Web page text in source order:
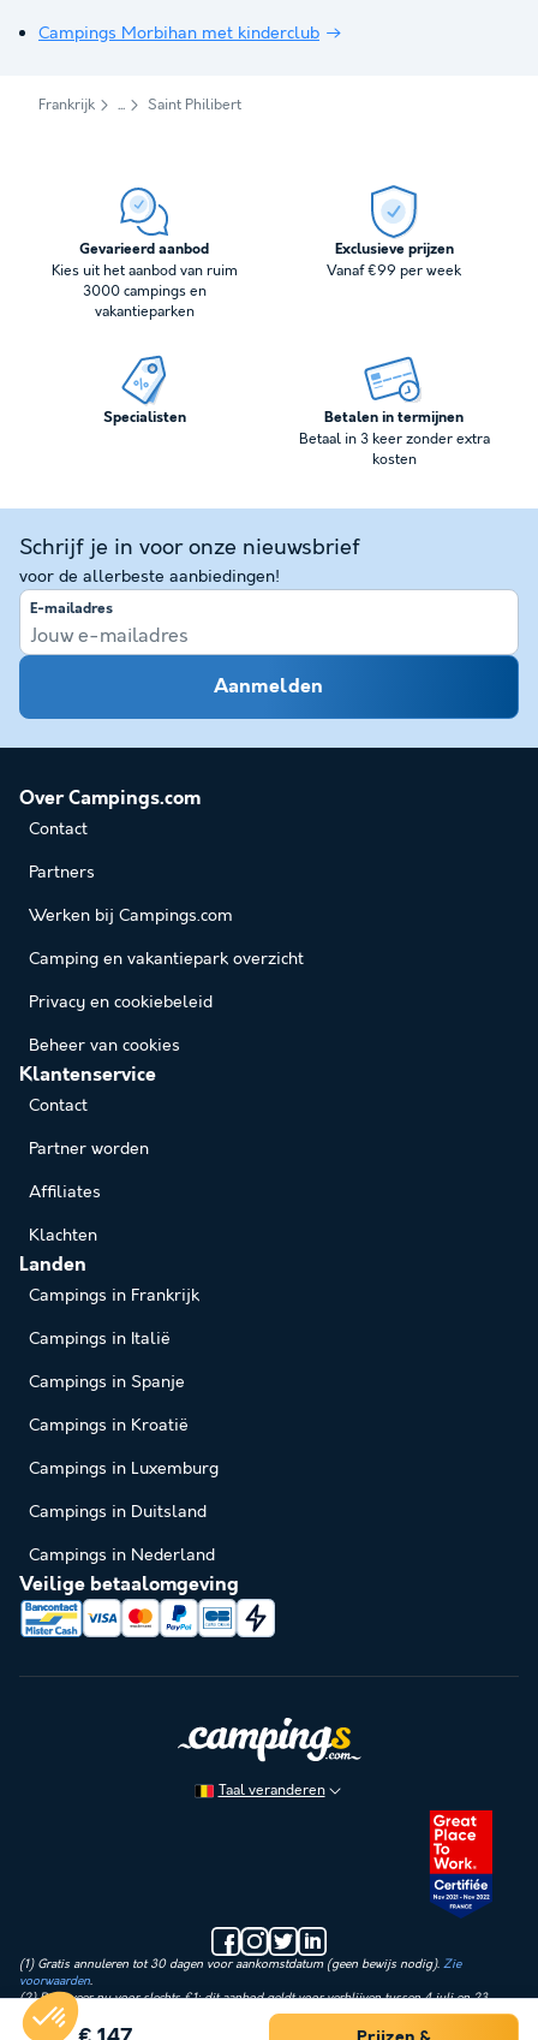
Campings Morbihan met kinderclub
Frankrijk Saint Philibert
Gevarieerd aanbod
Kies uit het aanbod van ruim
3000 campings en
vakantieparken
Exclusieve prijzen
Vanaf €99 per week
Specialisten Betalen in termijnen
Betaal in 3 keer zonder extra
kosten
Schrijf je in voor onze nieuwsbrief
voor de allerbeste aanbiedingen!
E-mailadres
Aanmelden
Over Campings.com
Contact
Partners
Werken bij Campings.com
Camping en vakantiepark overzicht
Privacy en cookiebeleid
Beheer van cookies
Klantenservice
Contact
Partner worden
Affiliates
Klachten
Landen
Campings in Frankrijk
Campings in Italië
Campings in Spanje
Campings in Kroatië
Campings in Luxemburg
Campings in Duitsland
Campings in Nederland
Veilige betaalomgeving
Taal veranderen
(1) Gratis annuleren tot 30 dagen voor aankomstdatum (geen bewijs nodig). Zie
voorwaarden.
(2) Reserveer nu voor slechts €1: dit aanbod geldt voor verblijven tussen 4 juli en 23
augustus 2026. Vandaag betaal je alleen een aanbetaling van €1 op de huurprijs.
Administratie-, verzekerings- en verwerkingskosten worden direct verrekend. Het restant